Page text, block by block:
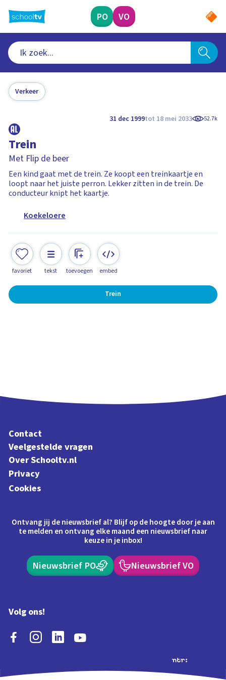
naar
hoofdinhoud
PO VO
Verkeer
31 dec 1999tot 18 mei 2033 52.7k
Trein
Met Flip de beer
Een kind gaat met de trein. Ze koopt een treinkaartje en
loopt naar het juiste perron. Lekker zitten in de trein. De
conducteur knipt het kaartje.
Koekeloere
favoriet tekst toevoegen embed
Trein
Contact
Veelgestelde vragen
Over Schooltv.nl
Privacy
Cookies
Ontvang jij de nieuwsbrief al? Blijf op de hoogte door je aan
te melden en ontvang elke maand een nieuwsbrief naar
keuze in je inbox!
Nieuwsbrief PO Nieuwsbrief VO
Volg ons!